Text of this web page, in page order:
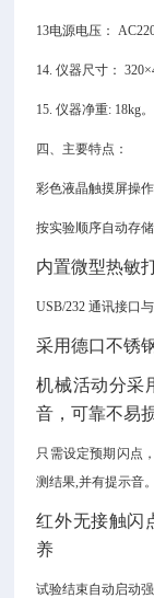
13电源电压：
14. 仪器尺寸：
15. 仪器净重: 18kg。
四、主要特点：
彩色液晶触摸屏操
按实验顺序自动存储
内置微型热敏
USB/232 通讯接口
采用德口不锈
机械活动分采
音，可靠不易
只需设定预期闪点
测结果,并有提示音
红外无接触闪
养
试验结束自动启动